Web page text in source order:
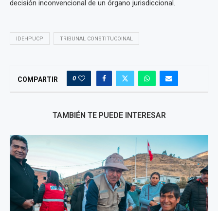
decisión inconvencional de un órgano jurisdiccional.
IDEHPUCP TRIBUNAL CONSTITUCOINAL
COMPARTIR 0
TAMBIÉN TE PUEDE INTERESAR